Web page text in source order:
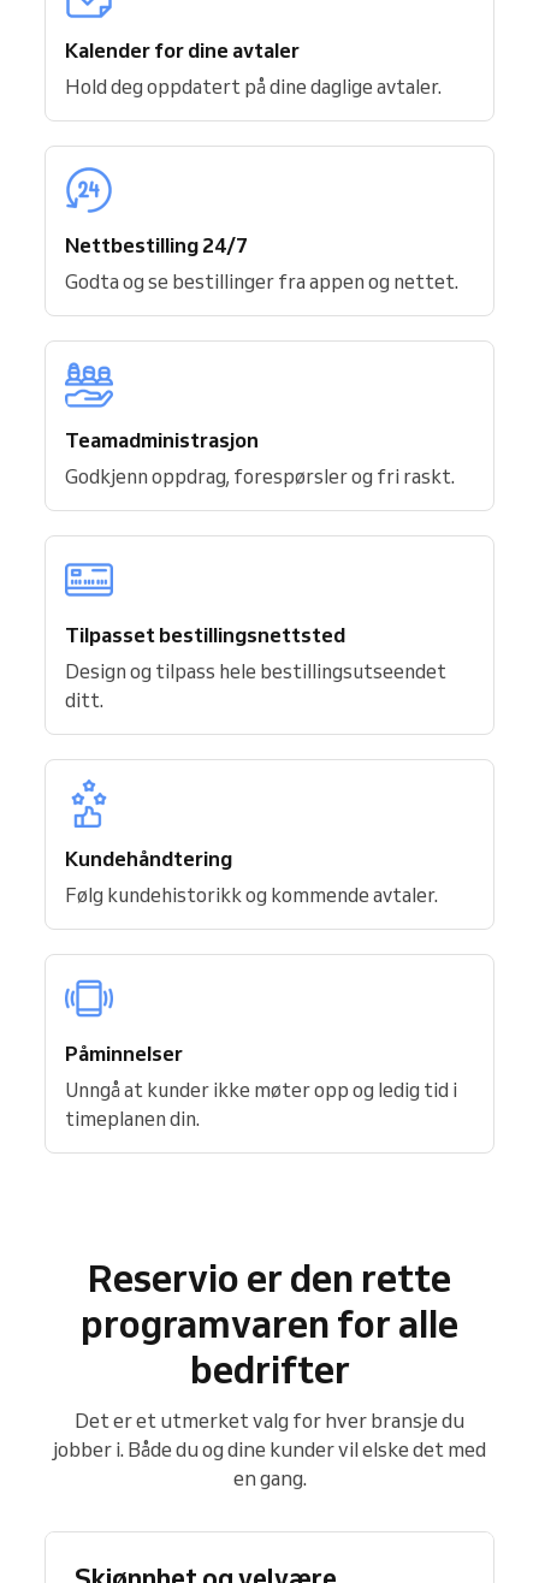
Kalender for dine avtaler
Hold deg oppdatert på dine daglige avtaler.
Nettbestilling 24/7
Godta og se bestillinger fra appen og nettet.
Teamadministrasjon
Godkjenn oppdrag, forespørsler og fri raskt.
Tilpasset bestillingsnettsted
Design og tilpass hele bestillingsutseendet
ditt.
Kundehåndtering
Følg kundehistorikk og kommende avtaler.
Påminnelser
Unngå at kunder ikke møter opp og ledig tid i
timeplanen din.
Reservio er den rette
programvaren for alle
bedrifter
Det er et utmerket valg for hver bransje du
jobber i. Både du og dine kunder vil elske det med
en gang.